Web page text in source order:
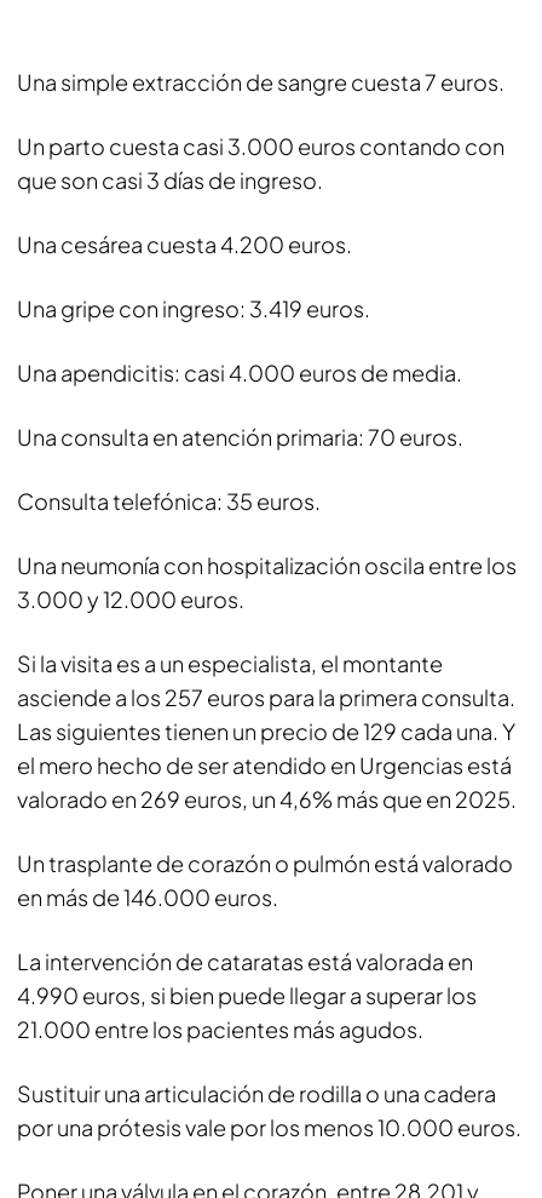
Una simple extracción de sangre cuesta 7 euros.
Un parto cuesta casi 3.000 euros contando con
que son casi 3 días de ingreso.
Una cesárea cuesta 4.200 euros.
Una gripe con ingreso: 3.419 euros.
Una apendicitis: casi 4.000 euros de media.
Una consulta en atención primaria: 70 euros.
Consulta telefónica: 35 euros.
Una neumonía con hospitalización oscila entre los
3.000 y 12.000 euros.
Si la visita es a un especialista, el montante
asciende a los 257 euros para la primera consulta.
Las siguientes tienen un precio de 129 cada una. Y
el mero hecho de ser atendido en Urgencias está
valorado en 269 euros, un 4,6% más que en 2025.
Un trasplante de corazón o pulmón está valorado
en más de 146.000 euros.
La intervención de cataratas está valorada en
4.990 euros, si bien puede llegar a superar los
21.000 entre los pacientes más agudos.
Sustituir una articulación de rodilla o una cadera
por una prótesis vale por los menos 10.000 euros.
Poner una válvula en el corazón, entre 28.201 y